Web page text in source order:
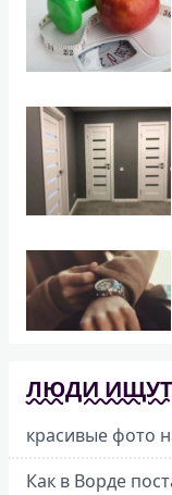
ЛЮДИ ИЩУТ
красивые фото
Как в Ворде